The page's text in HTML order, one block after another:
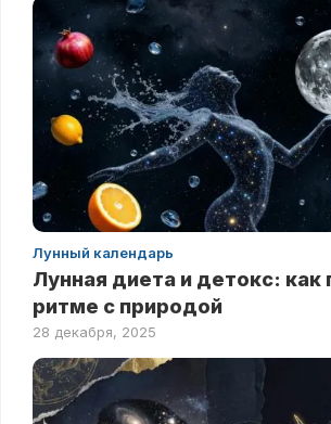
Лунный календарь
Лунная диета и детокс: как
ритме с природой
28 декабря, 2025